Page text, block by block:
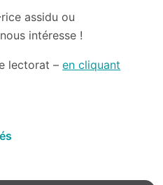
assidu ou
intéresse !
lectorat –en cliquant